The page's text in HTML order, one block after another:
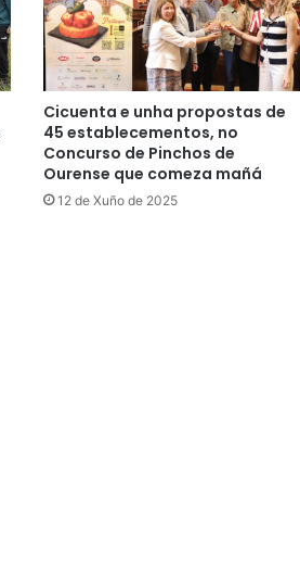
Cicuenta e unha propostas de
45 establecementos, no
Concurso de Pinchos de
Ourense que comeza mañá
12 de Xuño de 2025